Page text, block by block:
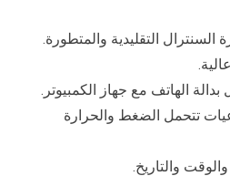
السنترال التقليدية والمتطورة.
الهاتف مع جهاز الكمبيوتر.
تتحمل الضغط والحرارة
والتاريخ.